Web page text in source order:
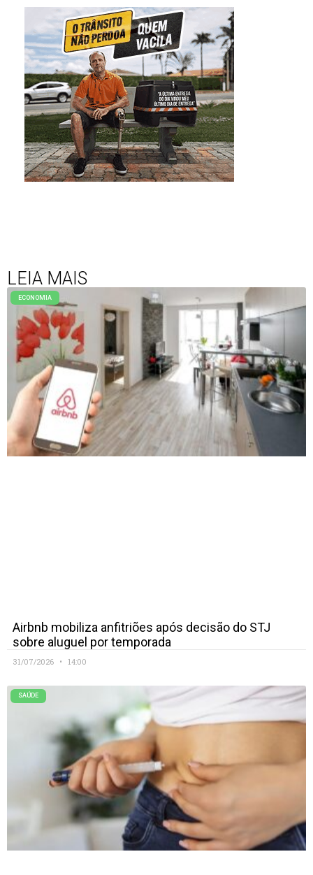
LEIA MAIS
ECONOMIA
Airbnb mobiliza anfitriões após decisão do STJ
sobre aluguel por temporada
31/07/2026 14:00
SAÚDE